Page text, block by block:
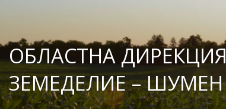
ОБЛАСТНА ДИРЕКЦИЯ
ЗЕМЕДЕЛИЕ – ШУМЕН